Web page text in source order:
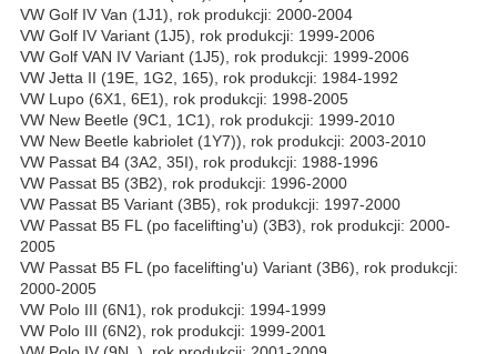
VW Golf IV Van (1J1), rok produkcji: 2000-2004
VW Golf IV Variant (1J5), rok produkcji: 1999-2006
VW Golf VAN IV Variant (1J5), rok produkcji: 1999-2006
VW Jetta II (19E, 1G2, 165), rok produkcji: 1984-1992
VW Lupo (6X1, 6E1), rok produkcji: 1998-2005
VW New Beetle (9C1, 1C1), rok produkcji: 1999-2010
VW New Beetle kabriolet (1Y7)), rok produkcji: 2003-2010
VW Passat B4 (3A2, 35I), rok produkcji: 1988-1996
VW Passat B5 (3B2), rok produkcji: 1996-2000
VW Passat B5 Variant (3B5), rok produkcji: 1997-2000
VW Passat B5 FL (po facelifting'u) (3B3), rok produkcji: 2000-
2005
VW Passat B5 FL (po facelifting'u) Variant (3B6), rok produkcji:
2000-2005
VW Polo III (6N1), rok produkcji: 1994-1999
VW Polo III (6N2), rok produkcji: 1999-2001